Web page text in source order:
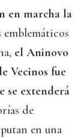
en marcha la
emblemáticos
el Aninovo
Vecinos fue
se extenderá
de
en una